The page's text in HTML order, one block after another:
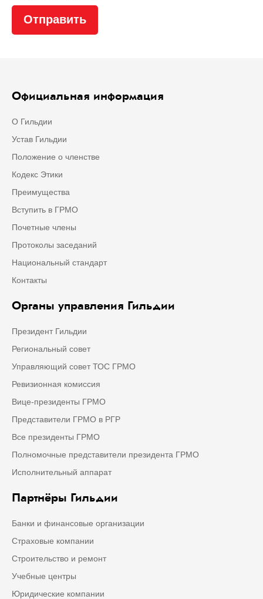
Официальная информация
О Гильдии
Устав Гильдии
Положение о членстве
Кодекс Этики
Преимущества
Вступить в ГРМО
Почетные члены
Протоколы заседаний
Национальный стандарт
Контакты
Органы управления Гильдии
Президент Гильдии
Региональный совет
Управляющий совет ТОС ГРМО
Ревизионная комиссия
Вице-президенты ГРМО
Представители ГРМО в РГР
Все президенты ГРМО
Полномочные представители президента ГРМО
Исполнительный аппарат
Партнёры Гильдии
Банки и финансовые организации
Страховые компании
Строительство и ремонт
Учебные центры
Юридические компании